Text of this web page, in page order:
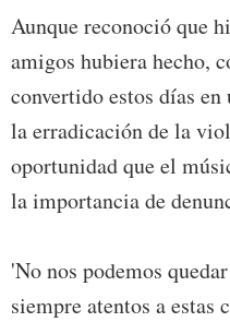
Aunque reconoció que
amigos hubiera hecho,
convertido estos días
la erradicación de la
oportunidad que el
la importancia de
'No nos podemos
siempre atentos a estas